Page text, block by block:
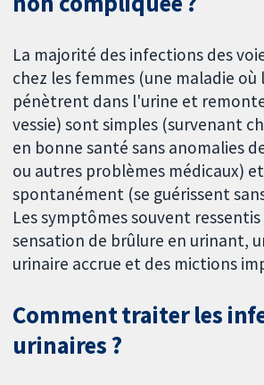
La majorité des infections des
chez les femmes (une maladie où
pénètrent dans l'urine et
vessie) sont simples (survenant
en bonne santé sans anomalies
ou autres problèmes médicaux)
spontanément (se guérissent
Les symptômes souvent
sensation de brûlure en urinant,
urinaire accrue et des mictions
Comment traiter les
urinaires ?